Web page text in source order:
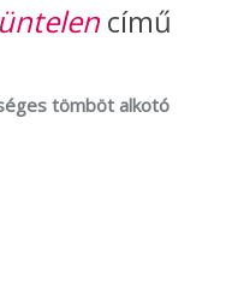
című
tömböt alkotó